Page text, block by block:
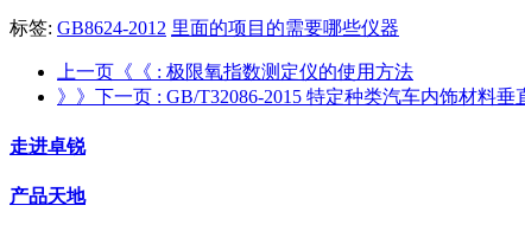
标签: GB8624-2012 里面的项目的需要哪些仪器
上一页《《 : 极限氧指数测定仪的使用方法
》》下一页 : GB/T32086-2015 特定种类汽车内饰材料
走进卓锐
产品天地